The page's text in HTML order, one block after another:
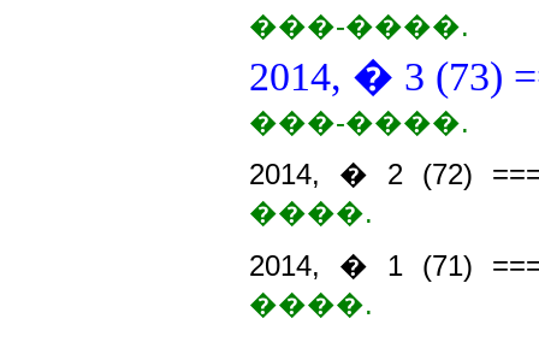
���-����.
2014, � 3 (73)
���-����.
2014, � 2 (72)
����.
2014, � 1 (71)
����.